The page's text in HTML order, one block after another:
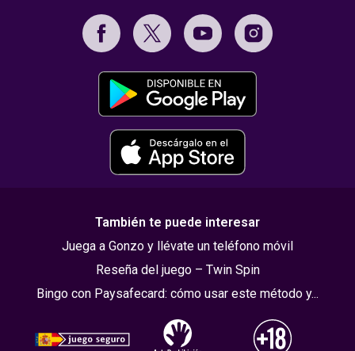
También te puede interesar
Juega a Gonzo y llévate un teléfono móvil
Reseña del juego – Twin Spin
Bingo con Paysafecard: cómo usar este método y...